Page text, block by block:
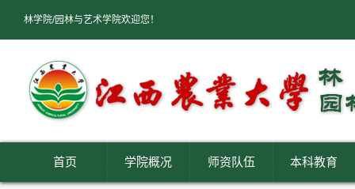
林学院/园林与艺术学院欢迎您！
首页 学院概况 师资队伍 本科教育